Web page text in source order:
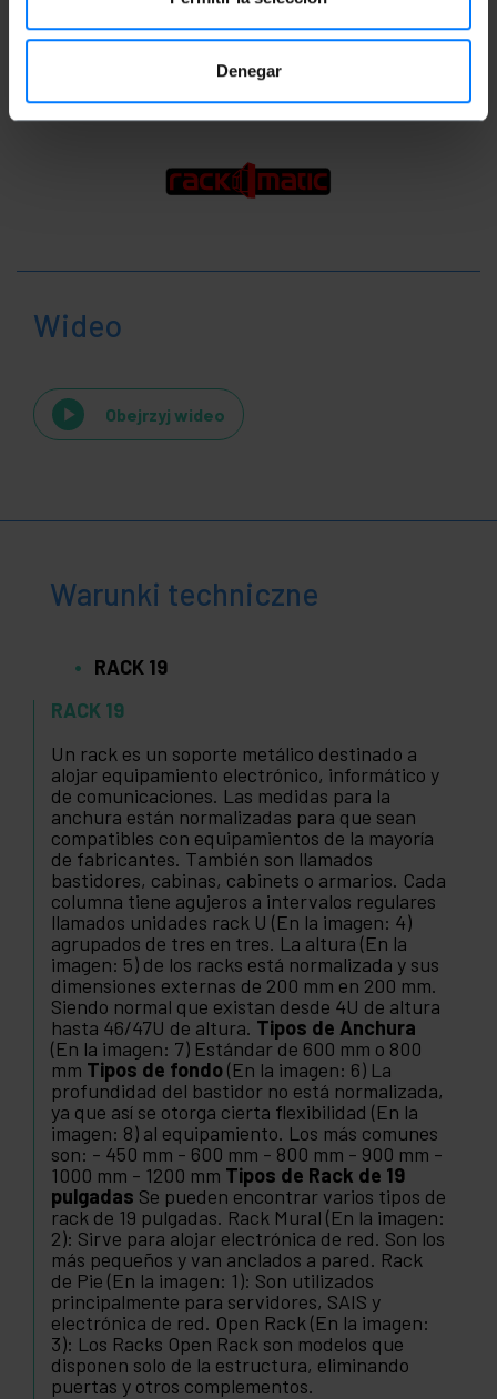
Denegar
Klasyfikacja
Wideo
Obejrzyj wideo
Warunki techniczne
RACK 19
RACK 19
Un rack es un soporte metálico destinado a
alojar equipamiento electrónico, informático y
de comunicaciones. Las medidas para la
anchura están normalizadas para que sean
compatibles con equipamientos de la mayoría
de fabricantes. También son llamados
bastidores, cabinas, cabinets o armarios. Cada
columna tiene agujeros a intervalos regulares
llamados unidades rack U (En la imagen: 4)
agrupados de tres en tres. La altura (En la
imagen: 5) de los racks está normalizada y sus
dimensiones externas de 200 mm en 200 mm.
Siendo normal que existan desde 4U de altura
hasta 46/47U de altura. Tipos de Anchura
(En la imagen: 7) Estándar de 600 mm o 800
mm Tipos de fondo(En la imagen: 6) La
profundidad del bastidor no está normalizada,
ya que así se otorga cierta flexibilidad (En la
imagen: 8) al equipamiento. Los más comunes
son: - 450 mm - 600 mm - 800 mm - 900 mm -
1000 mm - 1200 mm Tipos de Rack de 19
pulgadas Se pueden encontrar varios tipos de
rack de 19 pulgadas. Rack Mural (En la imagen:
2): Sirve para alojar electrónica de red. Son los
más pequeños y van anclados a pared. Rack
de Pie (En la imagen: 1): Son utilizados
principalmente para servidores, SAIS y
electrónica de red. Open Rack (En la imagen:
3): Los Racks Open Rack son modelos que
disponen solo de la estructura, eliminando
puertas y otros complementos.